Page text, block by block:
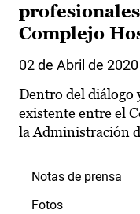
Complejo
02 de Abril de 2020
Dentro del diálogo
existente entre el
la Administración
Notas de prensa
Fotos